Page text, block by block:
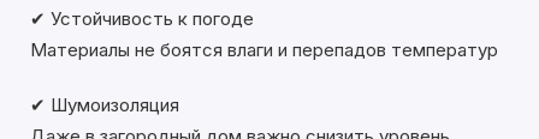
✔ Устойчивость к погоде
Материалы не боятся влаги и перепадов температур
✔ Шумоизоляция